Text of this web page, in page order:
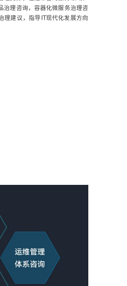
治理咨询，容器化微服务治理咨
理建议，指导IT现代化发展方向